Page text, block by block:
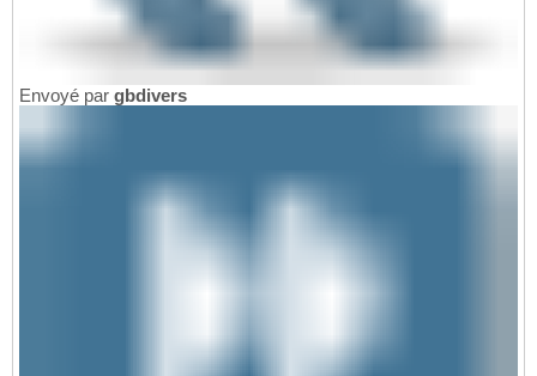
Envoyé par gbdivers